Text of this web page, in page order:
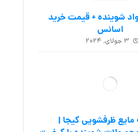
شوینده + قیمت خرید
اسانس
۳ جولای, ۲۰۲۴
مایع ظرفشویی کیجا |